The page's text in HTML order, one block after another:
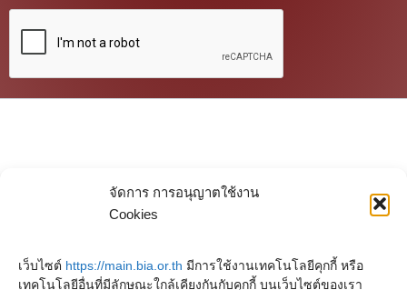
จัดการ การอนุญาตใช้งาน
Cookies
เว็บไซต์ https://main.bia.or.th มีการใช้งานเทคโนโลยีคุกกี้ หรือ
เทคโนโลยีอื่นที่มีลักษณะใกล้เคียงกันกับคุกกี้ บนเว็บไซต์ของเรา